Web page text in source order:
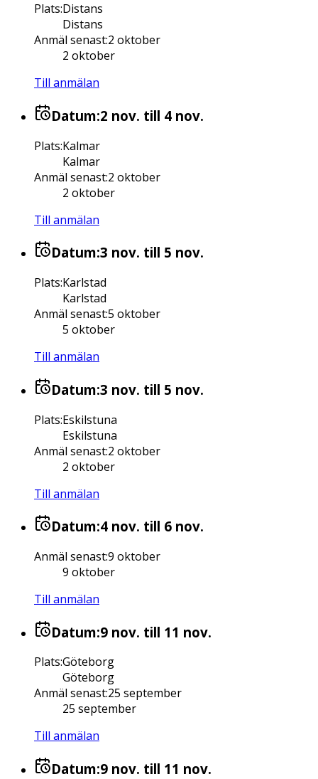
Plats:Distans
Distans
Anmäl senast:2 oktober
2 oktober
Till anmälan
Datum:2 nov. till 4 nov.
Plats:Kalmar
Kalmar
Anmäl senast:2 oktober
2 oktober
Till anmälan
Datum:3 nov. till 5 nov.
Plats:Karlstad
Karlstad
Anmäl senast:5 oktober
5 oktober
Till anmälan
Datum:3 nov. till 5 nov.
Plats:Eskilstuna
Eskilstuna
Anmäl senast:2 oktober
2 oktober
Till anmälan
Datum:4 nov. till 6 nov.
Anmäl senast:9 oktober
9 oktober
Till anmälan
Datum:9 nov. till 11 nov.
Plats:Göteborg
Göteborg
Anmäl senast:25 september
25 september
Till anmälan
Datum:9 nov. till 11 nov.